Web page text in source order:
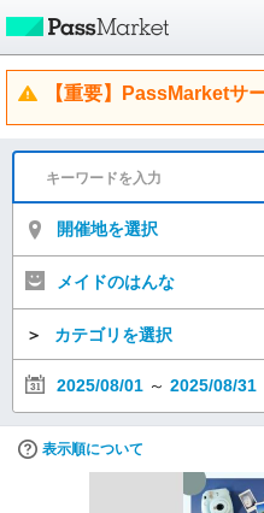
【重要】PassMarketサ
開催地を選択
メイドのはんな
＞ カテゴリを選択
2025/08/01 ～ 2025/08/31
表示順について